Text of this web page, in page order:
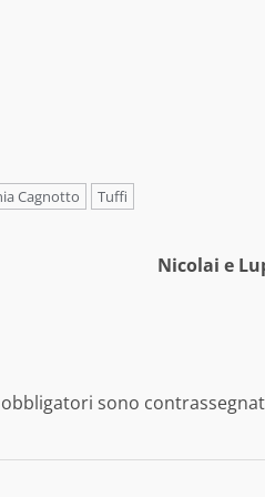
Cagnotto Tuffi
Nicolai e
sono